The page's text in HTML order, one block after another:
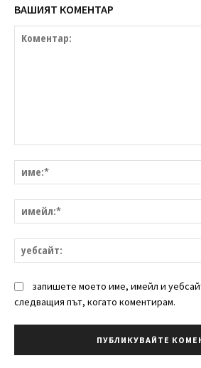
ВАШИЯТ КОМЕНТАР
запишете моето име, имейл и
следващия път, когато коментирам.